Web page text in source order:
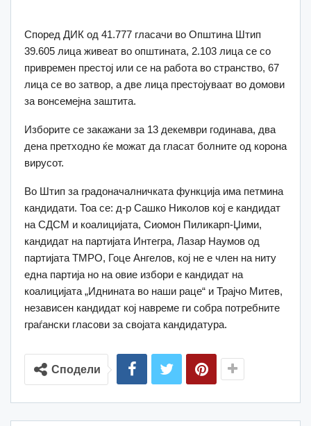
Според ДИК од 41.777 гласачи во Општина Штип
39.605 лица живеат во општината, 2.103 лица се со
привремен престој или се на работа во странство, 67
лица се во затвор, а две лица престојуваат во домови
за вонсемејна заштита.
Изборите се закажани за 13 декември годинава, два
дена претходно ќе можат да гласат болните од корона
вирусот.
Во Штип за градоначалничката функција има петмина
кандидати. Тоа се: д-р Сашко Николов кој е кандидат
на СДСМ и коалицијата, Сиомон Пиликарп-Џими,
кандидат на партијата Интегра, Лазар Наумов од
партијата ТМРО, Гоце Ангелов, кој не е член на ниту
една партија но на овие избори е кандидат на
коалицијата „Иднината во наши раце“ и Трајчо Митев,
независен кандидат кој навреме ги собра потребните
граѓански гласови за својата кандидатура.
Сподели